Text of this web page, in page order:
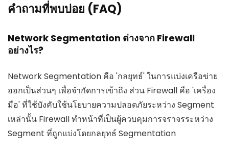
คำถามที่พบบ่อย (FAQ)
Network Segmentation ต่างจาก Firewall
อย่างไร?
Network Segmentation คือ 'กลยุทธ์' ในการแบ่งเครือข่าย
ออกเป็นส่วนๆ เพื่อจำกัดการเข้าถึง ส่วน Firewall คือ 'เครื่อง
มือ' ที่ใช้บังคับใช้นโยบายความปลอดภัยระหว่าง Segment
เหล่านั้น Firewall ทำหน้าที่เป็นผู้ควบคุมการจราจรระหว่าง
Segment ที่ถูกแบ่งโดยกลยุทธ์ Segmentation